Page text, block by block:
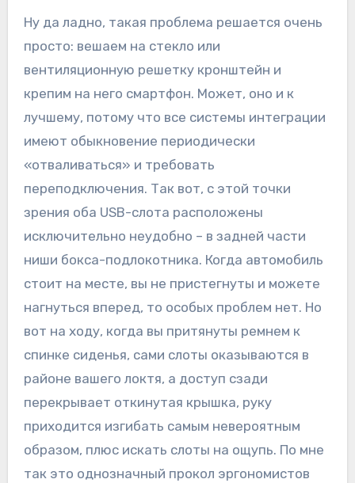
Ну да ладно, такая проблема решается очень
просто: вешаем на стекло или
вентиляционную решетку кронштейн и
крепим на него смартфон. Может, оно и к
лучшему, потому что все системы интеграции
имеют обыкновение периодически
«отваливаться» и требовать
переподключения. Так вот, с этой точки
зрения оба USB-слота расположены
исключительно неудобно – в задней части
ниши бокса-подлокотника. Когда автомобиль
стоит на месте, вы не пристегнуты и можете
нагнуться вперед, то особых проблем нет. Но
вот на ходу, когда вы притянуты ремнем к
спинке сиденья, сами слоты оказываются в
районе вашего локтя, а доступ сзади
перекрывает откинутая крышка, руку
приходится изгибать самым невероятным
образом, плюс искать слоты на ощупь. По мне
так это однозначный прокол эргономистов